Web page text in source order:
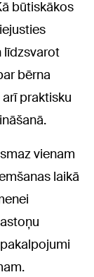
būtiskākos
līdzsvarot
bērna
praktisku
vienam
laikā